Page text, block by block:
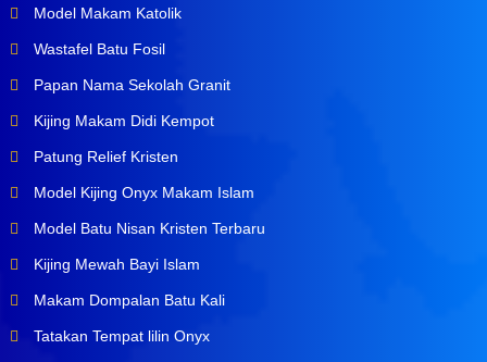
Model Makam Katolik
Wastafel Batu Fosil
Papan Nama Sekolah Granit
Kijing Makam Didi Kempot
Patung Relief Kristen
Model Kijing Onyx Makam Islam
Model Batu Nisan Kristen Terbaru
Kijing Mewah Bayi Islam
Makam Dompalan Batu Kali
Tatakan Tempat lilin Onyx